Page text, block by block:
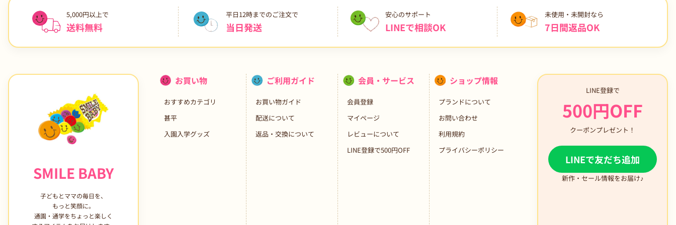
5,000円以上で
送料無料
平日12時までのご注文で
当日発送
安心のサポート
LINEで相談OK
未使用・未開封なら
7日間返品OK
SMILE BABY
子どもとママの毎日を、
もっと笑顔に。
通園・通学をちょっと楽しく
お買い物
おすすめカテゴリ
甚平
入園入学グッズ
ご利用ガイド
お買い物ガイド
配送について
返品・交換について
会員・サービス
会員登録
マイページ
レビューについて
LINE登録で500円OFF
ショップ情報
プランドについて
お問い合わせ
利用規約
プライバシーポリシー
LINE登録で
500円OFF
クーポンプレゼント！
LINEで友だち追加
新作・セール情報をお届け♪